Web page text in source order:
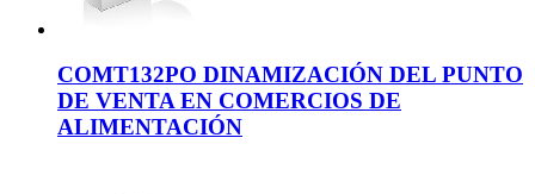
COMT132PO DINAMIZACIÓN DEL PUNTO
DE VENTA EN COMERCIOS DE
ALIMENTACIÓN